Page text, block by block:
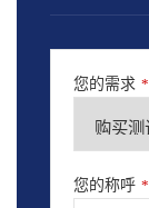
您的需求 *
您的称呼 *